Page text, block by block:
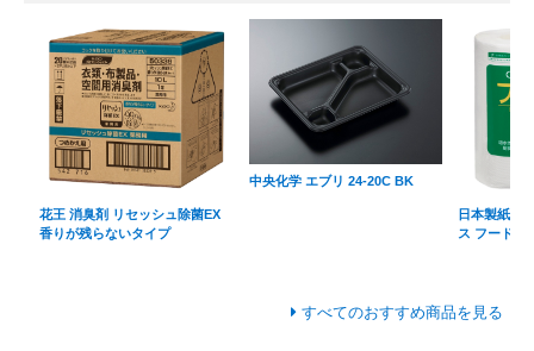
花王 消臭剤 リセッシュ除菌EX
香りが残らないタイプ
中央化学 エブリ 24-20C BK
日本製紙ク
ス フード専
すべてのおすすめ商品を見る